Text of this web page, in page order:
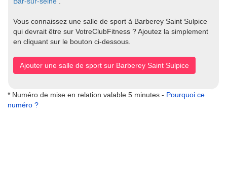
Vous connaissez une salle de sport à Barberey Saint Sulpice
qui devrait être sur VotreClubFitness ? Ajoutez la simplement
en cliquant sur le bouton ci-dessous.
Ajouter une salle de sport sur Barberey Saint Sulpice
* Numéro de mise en relation valable 5 minutes - Pourquoi ce
numéro ?